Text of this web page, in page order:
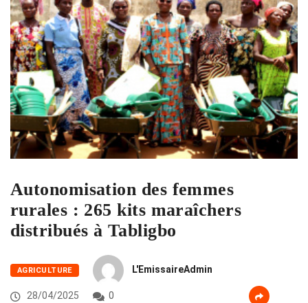
Autonomisation des femmes
rurales : 265 kits maraîchers
distribués à Tabligbo
AGRICULTURE L'EmissaireAdmin
28/04/2025 0